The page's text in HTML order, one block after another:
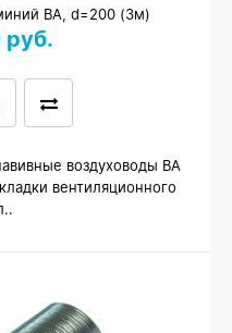
ВА, d=200 (3м)
воздуховоды ВА
вентиляционного